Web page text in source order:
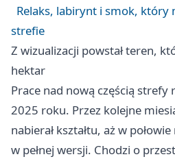
Relaks, labirynt i smok, który
strefie
Z wizualizacji powstał teren,
hektar
Prace nad nową częścią strefy
2025 roku. Przez kolejne
nabierał kształtu, aż w
w pełnej wersji. Chodzi o